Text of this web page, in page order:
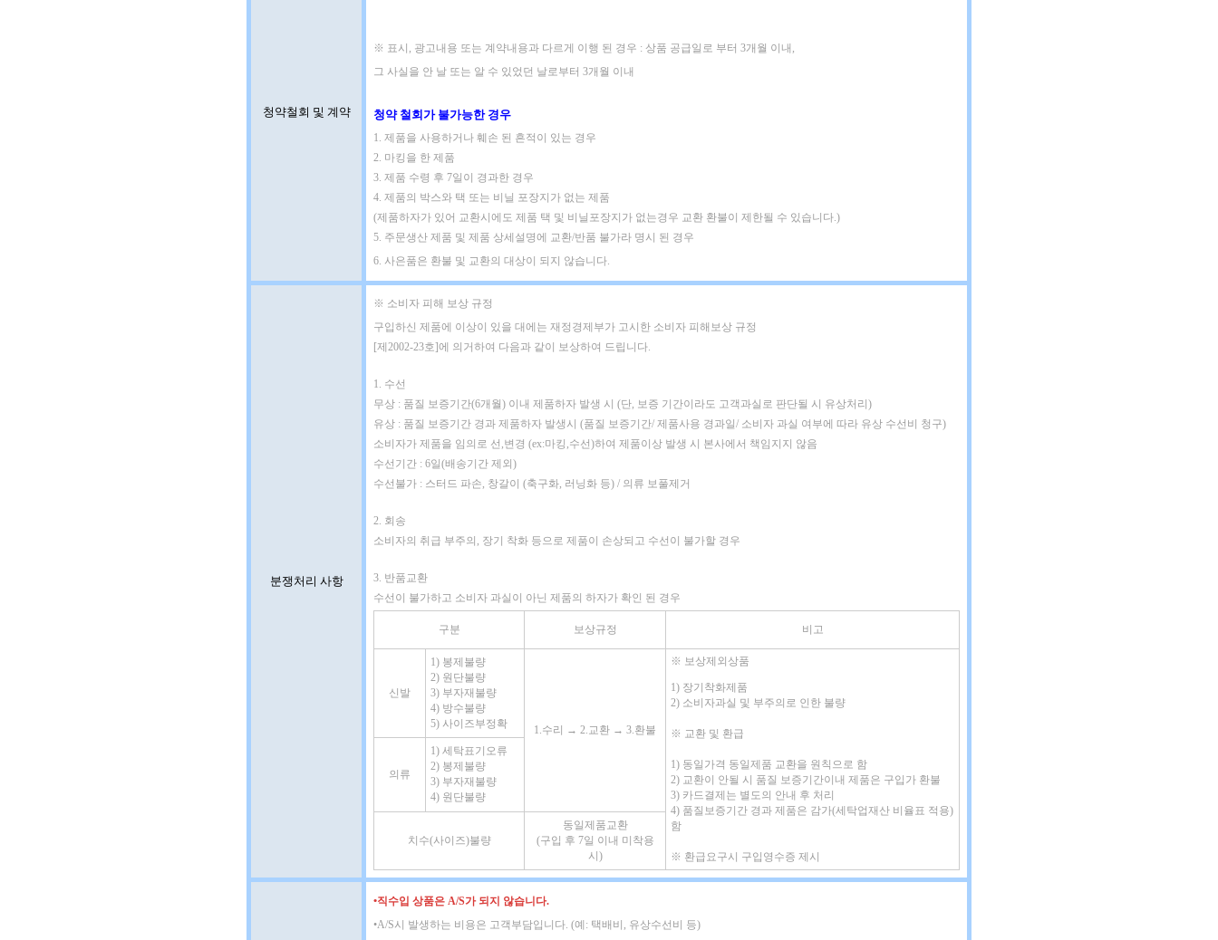
청약철회 및 계약
※ 표시, 광고내용 또는 계약내용과 다르게 이행 된 경우 : 상품 공급일로 부터 3개월 이내,
그 사실을 안 날 또는 알 수 있었던 날로부터 3개월 이내
청약 철회가 불가능한 경우
1. 제품을 사용하거나 훼손 된 흔적이 있는 경우
2. 마킹을 한 제품
3. 제품 수령 후 7일이 경과한 경우
4. 제품의 박스와 택 또는 비닐 포장지가 없는 제품
(제품하자가 있어 교환시에도 제품 택 및 비닐포장지가 없는경우 교환 환불이 제한될 수 있습니다.)
5. 주문생산 제품 및 제품 상세설명에 교환/반품 불가라 명시 된 경우
6. 사은품은 환불 및 교환의 대상이 되지 않습니다.
분쟁처리 사항
※ 소비자 피해 보상 규정
구입하신 제품에 이상이 있을 대에는 재정경제부가 고시한 소비자 피해보상 규정
[제2002-23호]에 의거하여 다음과 같이 보상하여 드립니다.
1. 수선
무상 : 품질 보증기간(6개월) 이내 제품하자 발생 시 (단, 보증 기간이라도 고객과실로 판단될 시 유상처리)
유상 : 품질 보증기간 경과 제품하자 발생시 (품질 보증기간/ 제품사용 경과일/ 소비자 과실 여부에 따라 유상 수선비 청구)
소비자가 제품을 임의로 선,변경 (ex:마킹,수선)하여 제품이상 발생 시 본사에서 책임지지 않음
수선기간 : 6일(배송기간 제외)
수선불가 : 스터드 파손, 창갈이 (축구화, 러닝화 등) / 의류 보풀제거
2. 회송
소비자의 취급 부주의, 장기 착화 등으로 제품이 손상되고 수선이 불가할 경우
3. 반품교환
수선이 불가하고 소비자 과실이 아닌 제품의 하자가 확인 된 경우
구분 보상규정 비고
신발
1) 봉제불량
2) 원단불량
3) 부자재불량
4) 방수불량
5) 사이즈부정확
1.수리 → 2.교환 → 3.환불
※ 보상제외상품
1) 장기착화제품
2) 소비자과실 및 부주의로 인한 불량
※ 교환 및 환급
1) 동일가격 동일제품 교환을 원칙으로 함
2) 교환이 안될 시 품질 보증기간이내 제품은 구입가 환불
3) 카드결제는 별도의 안내 후 처리
4) 품질보증기간 경과 제품은 감가(세탁업재산 비율표 적용)
함
※ 환급요구시 구입영수증 제시
의류
1) 세탁표기오류
2) 봉제불량
3) 부자재불량
4) 원단불량
치수(사이즈)불량
동일제품교환
(구입 후 7일 이내 미착용
시)
•직수입 상품은 A/S가 되지 않습니다.
•A/S시 발생하는 비용은 고객부담입니다. (예: 택배비, 유상수선비 등)